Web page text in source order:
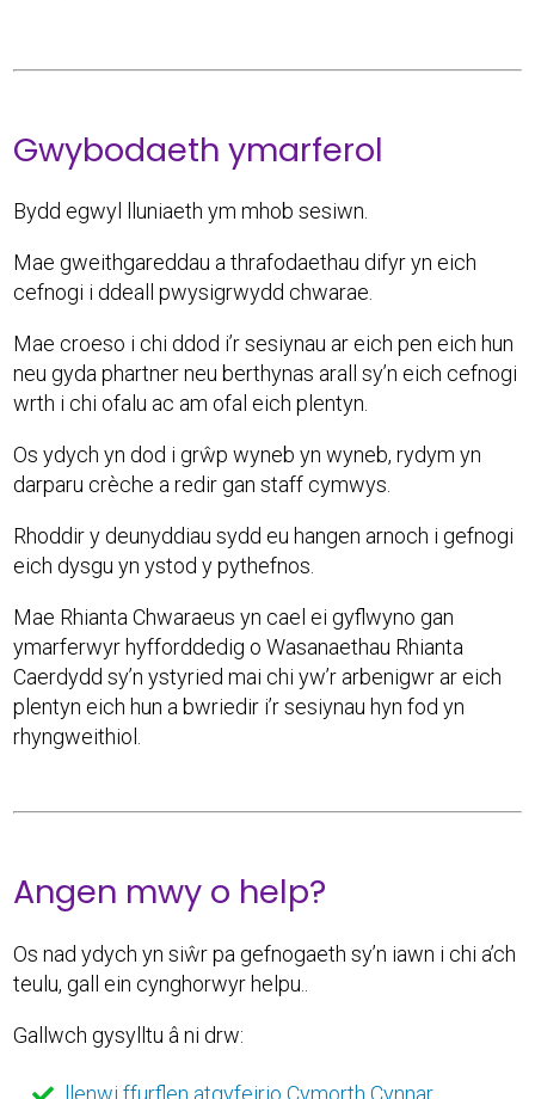
Gwybodaeth ymarferol
Bydd egwyl lluniaeth ym mhob sesiwn.
Mae gweithgareddau a thrafodaethau difyr yn eich
cefnogi i ddeall pwysigrwydd chwarae.
Mae croeso i chi ddod i’r sesiynau ar eich pen eich hun
neu gyda phartner neu berthynas arall sy’n eich cefnogi
wrth i chi ofalu ac am ofal eich plentyn.
Os ydych yn dod i grŵp wyneb yn wyneb, rydym yn
darparu crèche a redir gan staff cymwys.
Rhoddir y deunyddiau sydd eu hangen arnoch i gefnogi
eich dysgu yn ystod y pythefnos.
Mae Rhianta Chwaraeus yn cael ei gyflwyno gan
ymarferwyr hyfforddedig o Wasanaethau Rhianta
Caerdydd sy’n ystyried mai chi yw’r arbenigwr ar eich
plentyn eich hun a bwriedir i’r sesiynau hyn fod yn
rhyngweithiol.
Angen mwy o help?
Os nad ydych yn siŵr pa gefnogaeth sy’n iawn i chi a’ch
teulu, gall ein cynghorwyr helpu..
Gallwch gysylltu â ni drw:
llenwi ffurflen atgyfeirio Cymorth Cynnar,